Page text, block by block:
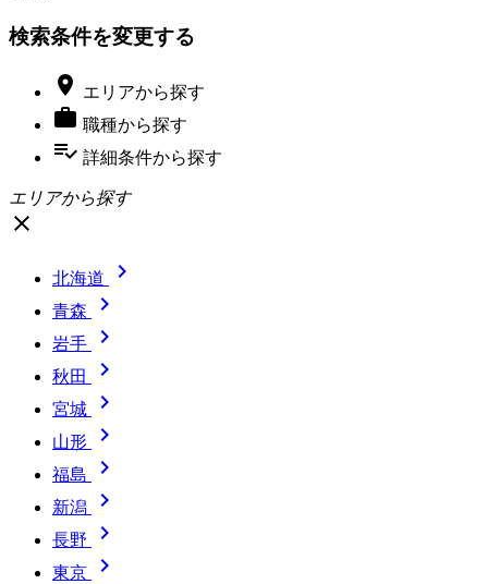
検索条件を変更する
 エリアから探す
 職種から探す
playlist_add_check 詳細条件から探す
エリアから探す
close
北海道 
青森 
岩手 
秋田 
宮城 
山形 
福島 
新潟 
長野 
東京 